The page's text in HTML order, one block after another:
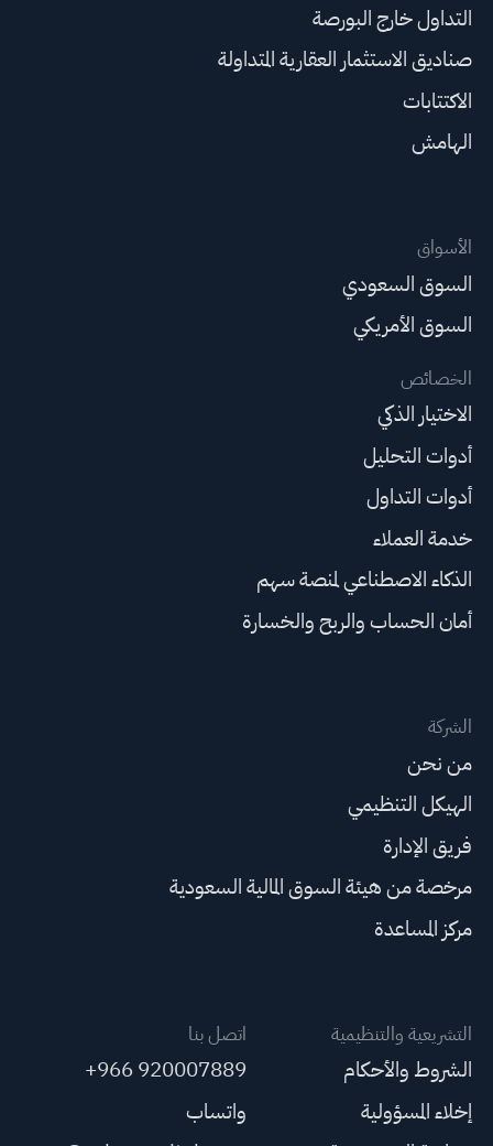
التداول خارج البورصة
صناديق الاستثمار العقارية المتداولة
الاكتتابات
الهامش
الأسواق
السوق السعودي
السوق الأمريكي
الخصائص
الاختيار الذكي
أدوات التحليل
أدوات التداول
خدمة العملاء
الذكاء الاصطناعي لمنصة سهم
أمان الحساب والربح والخسارة
الشركة
من نحن
الهيكل التنظيمي
فريق الإدارة
مرخصة من هيئة السوق المالية السعودية
مركز المساعدة
التشريعية والتنظيمية
الشروط والأحكام
إخلاء المسؤولية
اتصل بنا
+966 920007889
واتساب